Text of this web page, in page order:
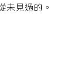
未見過的。